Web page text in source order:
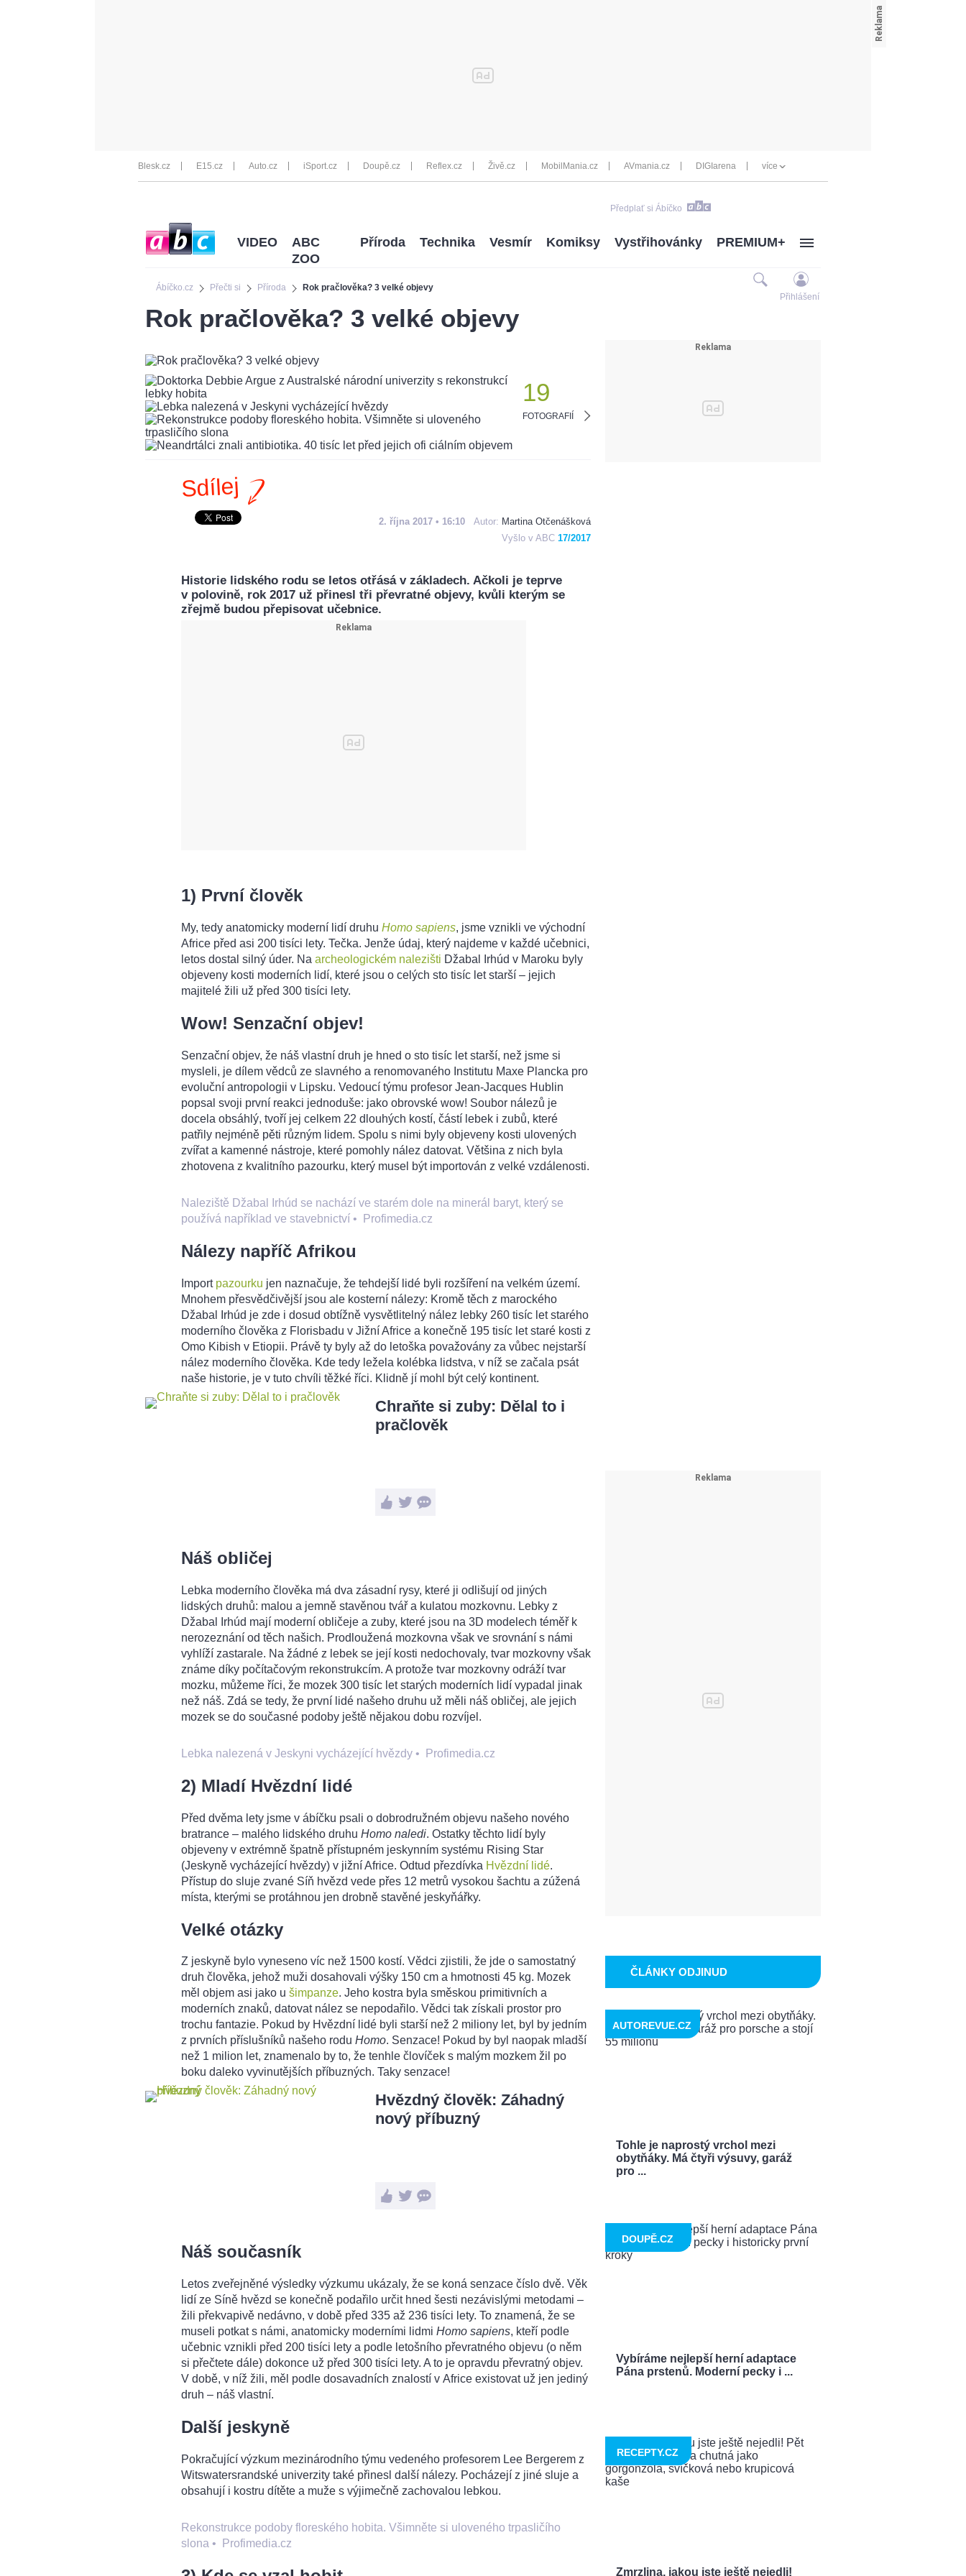
Blesk.cz E15.cz Auto.cz iSport.cz Doupě.cz Reflex.cz Živě.cz MobilMania.cz AVmania.cz DIGIarena více
Předplať si Ábíčko
Ábíčko.cz Přečti si Příroda Rok pračlověka? 3 velké objevy
VIDEO
ABC
ZOO
Příroda Technika Vesmír Komiksy Vystřihovánky PREMIUM+
Přihlášení
Rok pračlověka? 3 velké objevy
19
FOTOGRAFIÍ
Sdílej
2. října 2017 • 16:10 Autor: Martina Otčenášková
Vyšlo v ABC 17/2017
Historie lidského rodu se letos otřásá v základech. Ačkoli je teprve
v polovině, rok 2017 už přinesl tři převratné objevy, kvůli kterým se
zřejmě budou přepisovat učebnice.
1) První člověk
My, tedy anatomicky moderní lidí druhu Homo sapiens, jsme vznikli ve východní
Africe před asi 200 tisíci lety. Tečka. Jenže údaj, který najdeme v každé učebnici,
letos dostal silný úder. Na archeologickém nalezišti Džabal Irhúd v Maroku byly
objeveny kosti moderních lidí, které jsou o celých sto tisíc let starší – jejich
majitelé žili už před 300 tisíci lety.
Wow! Senzační objev!
Senzační objev, že náš vlastní druh je hned o sto tisíc let starší, než jsme si
mysleli, je dílem vědců ze slavného a renomovaného Institutu Maxe Plancka pro
evoluční antropologii v Lipsku. Vedoucí týmu profesor Jean-Jacques Hublin
popsal svoji první reakci jednoduše: jako obrovské wow! Soubor nálezů je
docela obsáhlý, tvoří jej celkem 22 dlouhých kostí, částí lebek i zubů, které
patřily nejméně pěti různým lidem. Spolu s nimi byly objeveny kosti ulovených
zvířat a kamenné nástroje, které pomohly nález datovat. Většina z nich byla
zhotovena z kvalitního pazourku, který musel být importován z velké vzdálenosti.
Naleziště Džabal Irhúd se nachází ve starém dole na minerál baryt, který se
používá například ve stavebnictví • Profimedia.cz
Nálezy napříč Afrikou
Import pazourku jen naznačuje, že tehdejší lidé byli rozšíření na velkém území.
Mnohem přesvědčivější jsou ale kosterní nálezy: Kromě těch z marockého
Džabal Irhúd je zde i dosud obtížně vysvětlitelný nález lebky 260 tisíc let starého
moderního člověka z Florisbadu v Jižní Africe a konečně 195 tisíc let staré kosti z
Omo Kibish v Etiopii. Právě ty byly až do letoška považovány za vůbec nejstarší
nález moderního člověka. Kde tedy ležela kolébka lidstva, v níž se začala psát
naše historie, je v tuto chvíli těžké říci. Klidně jí mohl být celý kontinent.
Chraňte si zuby: Dělal to i
pračlověk
Náš obličej
Lebka moderního člověka má dva zásadní rysy, které ji odlišují od jiných
lidských druhů: malou a jemně stavěnou tvář a kulatou mozkovnu. Lebky z
Džabal Irhúd mají moderní obličeje a zuby, které jsou na 3D modelech téměř k
nerozeznání od těch našich. Prodloužená mozkovna však ve srovnání s námi
vyhlíží zastarale. Na žádné z lebek se její kosti nedochovaly, tvar mozkovny však
známe díky počítačovým rekonstrukcím. A protože tvar mozkovny odráží tvar
mozku, můžeme říci, že mozek 300 tisíc let starých moderních lidí vypadal jinak
než náš. Zdá se tedy, že první lidé našeho druhu už měli náš obličej, ale jejich
mozek se do současné podoby ještě nějakou dobu rozvíjel.
Lebka nalezená v Jeskyni vycházející hvězdy • Profimedia.cz
2) Mladí Hvězdní lidé
Před dvěma lety jsme v ábíčku psali o dobrodružném objevu našeho nového
bratrance – malého lidského druhu Homo naledi. Ostatky těchto lidí byly
objeveny v extrémně špatně přístupném jeskynním systému Rising Star
(Jeskyně vycházející hvězdy) v jižní Africe. Odtud přezdívka Hvězdní lidé.
Přístup do sluje zvané Síň hvězd vede přes 12 metrů vysokou šachtu a zúžená
místa, kterými se protáhnou jen drobně stavěné jeskyňářky.
Velké otázky
Z jeskyně bylo vyneseno víc než 1500 kostí. Vědci zjistili, že jde o samostatný
druh člověka, jehož muži dosahovali výšky 150 cm a hmotnosti 45 kg. Mozek
měl objem asi jako u šimpanze. Jeho kostra byla směskou primitivních a
moderních znaků, datovat nález se nepodařilo. Vědci tak získali prostor pro
trochu fantazie. Pokud by Hvězdní lidé byli starší než 2 miliony let, byl by jedním
z prvních příslušníků našeho rodu Homo. Senzace! Pokud by byl naopak mladší
než 1 milion let, znamenalo by to, že tenhle človíček s malým mozkem žil po
boku daleko vyvinutějších příbuzných. Taky senzace!
Hvězdný člověk: Záhadný
nový příbuzný
Náš současník
Letos zveřejněné výsledky výzkumu ukázaly, že se koná senzace číslo dvě. Věk
lidí ze Síně hvězd se konečně podařilo určit hned šesti nezávislými metodami –
žili překvapivě nedávno, v době před 335 až 236 tisíci lety. To znamená, že se
museli potkat s námi, anatomicky moderními lidmi Homo sapiens, kteří podle
učebnic vznikli před 200 tisíci lety a podle letošního převratného objevu (o něm
si přečtete dále) dokonce už před 300 tisíci lety. A to je opravdu převratný objev.
V době, v níž žili, měl podle dosavadních znalostí v Africe existovat už jen jediný
druh – náš vlastní.
Další jeskyně
Pokračující výzkum mezinárodního týmu vedeného profesorem Lee Bergerem z
Witswatersrandské univerzity také přinesl další nálezy. Pocházejí z jiné sluje a
obsahují i kostru dítěte a muže s výjimečně zachovalou lebkou.
Rekonstrukce podoby floreského hobita. Všimněte si uloveného trpasličího
slona • Profimedia.cz
ČLÁNKY ODJINUD
Tohle je naprostý vrchol mezi
obytňáky. Má čtyři výsuvy, garáž
pro ...
AUTOREVUE.CZ
Vybíráme nejlepší herní adaptace
Pána prstenů. Moderní pecky i ...
DOUPĚ.CZ
Zmrzlina, jakou jste ještě nejedli!
RECEPTY.CZ